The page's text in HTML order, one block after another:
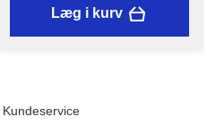
Læg i kurv
Kundeservice